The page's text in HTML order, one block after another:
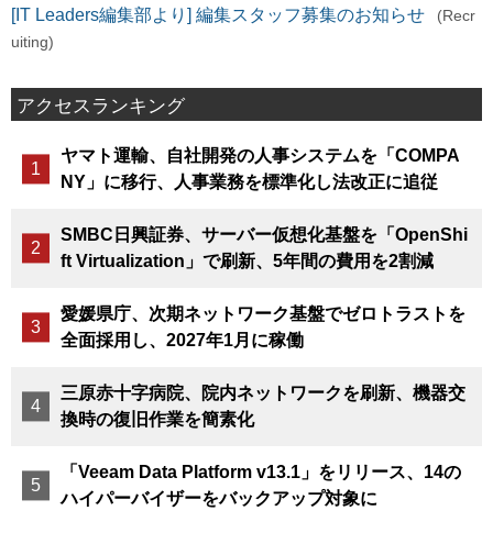
[IT Leaders編集部より] 編集スタッフ募集のお知らせ
(Recr
uiting)
アクセスランキング
ヤマト運輸、自社開発の人事システムを「COMPA
NY」に移行、人事業務を標準化し法改正に追従
SMBC日興証券、サーバー仮想化基盤を「OpenShi
ft Virtualization」で刷新、5年間の費用を2割減
愛媛県庁、次期ネットワーク基盤でゼロトラストを
全面採用し、2027年1月に稼働
三原赤十字病院、院内ネットワークを刷新、機器交
換時の復旧作業を簡素化
「Veeam Data Platform v13.1」をリリース、14の
ハイパーバイザーをバックアップ対象に